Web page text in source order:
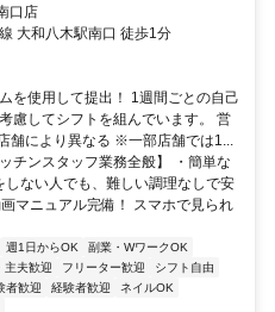
週1日3h～OK
口店
大和八木駅南口 徒歩1分
を使用して提出！ 1週間ごとの自己
慮してシフトを組んでいます。 営
により異なる ※一部店舗では1...
チンスタッフ業務全般】 ・簡単な
ない人でも、難しい調理なしで安
マニュアル完備！ スマホで見られ
週1日からOK
副業・WワークOK
主夫歓迎 フリーター歓迎
シフト自由
者歓迎 経験者歓迎
ネイルOK